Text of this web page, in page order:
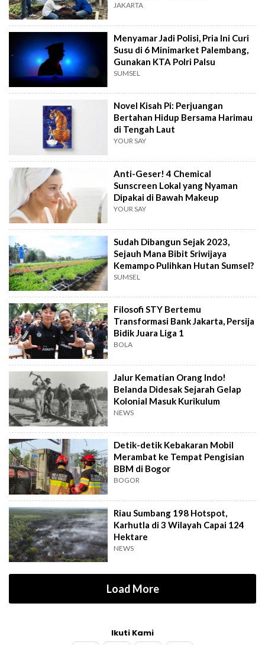
JAKARTA
Menyamar Jadi Polisi, Pria Ini Curi
Susu di 6 Minimarket Palembang,
Gunakan KTA Polri Palsu
SUMSEL
Novel Kisah Pi: Perjuangan
Bertahan Hidup Bersama Harimau
di Tengah Laut
YOUR SAY
Anti-Geser! 4 Chemical
Sunscreen Lokal yang Nyaman
Dipakai di Bawah Makeup
YOUR SAY
Sudah Dibangun Sejak 2023,
Sejauh Mana Bibit Sriwijaya
Kemampo Pulihkan Hutan Sumsel?
SUMSEL
Filosofi STY Bertemu
Transformasi Bank Jakarta, Persija
Bidik Juara Liga 1
BOLA
Jalur Kematian Orang Indo!
Belanda Didesak Sejarah Gelap
Kolonial Masuk Kurikulum
NEWS
Detik-detik Kebakaran Mobil
Merambat ke Tempat Pengisian
BBM di Bogor
BOGOR
Riau Sumbang 198 Hotspot,
Karhutla di 3 Wilayah Capai 124
Hektare
NEWS
Load More
Ikuti Kami